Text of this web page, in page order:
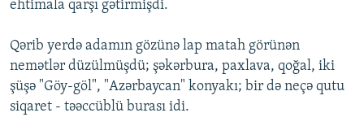
ehtimala qarşı gətirmişdi.
Qərib yerdə adamın gözünə lap matah görünən
nemətlər düzülmüşdü; şəkərbura, paxlava, qoğal, iki
şüşə "Göy-göl", "Azərbaycan" konyakı; bir də neçə qutu
siqaret - təəccüblü burası idi.